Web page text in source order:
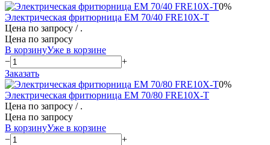
0%
Электрическая фритюрница EM 70/40 FRE10X-T
Цена по запросу / .
Цена по запросу
В корзинуУже в корзине
−
+
Заказать
0%
Электрическая фритюрница EM 70/80 FRE10X-T
Цена по запросу / .
Цена по запросу
В корзинуУже в корзине
−
+